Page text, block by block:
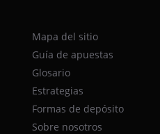
Mapa del sitio
Guía de apuestas
Glosario
Estrategias
Formas de depósito
Sobre nosotros